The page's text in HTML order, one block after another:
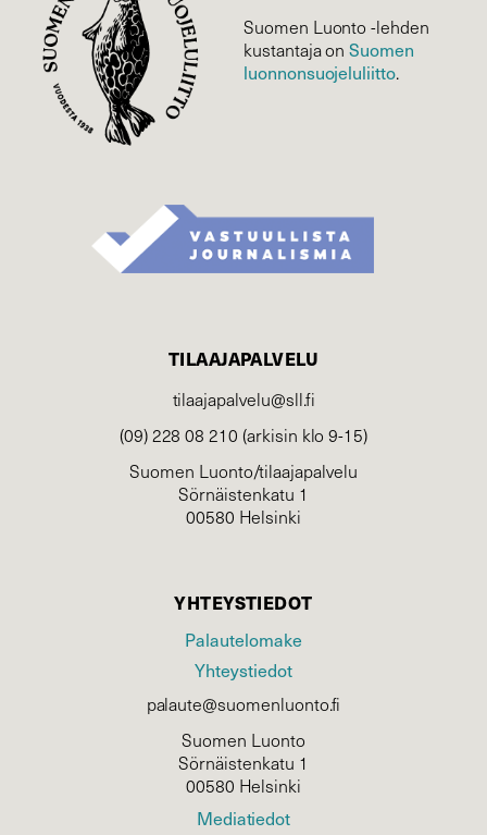
Suomen Luonto -lehden
kustantaja onSuomen
luonnonsuojelu­liitto.
TILAAJAPALVELU
tilaajapalvelu@sll.fi
(09) 228 08 210 (arkisin klo 9-15)
Suomen Luonto/tilaajapalvelu
Sörnäistenkatu 1
00580 Helsinki
YHTEYSTIEDOT
Palautelomake
Yhteystiedot
palaute@suomenluonto.fi
Suomen Luonto
Sörnäistenkatu 1
00580 Helsinki
Mediatiedot